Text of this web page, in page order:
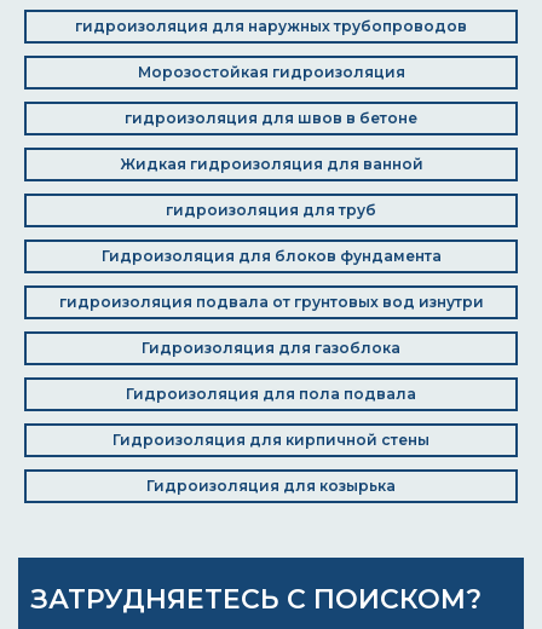
гидроизоляция для наружных трубопроводов
Морозостойкая гидроизоляция
гидроизоляция для швов в бетоне
Жидкая гидроизоляция для ванной
гидроизоляция для труб
Гидроизоляция для блоков фундамента
гидроизоляция подвала от грунтовых вод изнутри
Гидроизоляция для газоблока
Гидроизоляция для пола подвала
Гидроизоляция для кирпичной стены
Гидроизоляция для козырька
ЗАТРУДНЯЕТЕСЬ С ПОИСКОМ?